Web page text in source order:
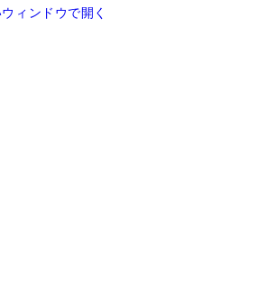
ィンドウで開く